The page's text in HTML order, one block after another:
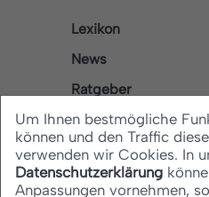
Lexikon
News
Ratgeber
Rechtliches
Um Ihnen bestmögliche
können und den Traffic
verwenden wir Cookies. In
Datenschutzerklärung
Anpassungen vornehmen,